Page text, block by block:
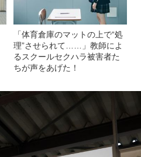
「体育倉庫のマットの上で“処
理”させられて……」教師によ
るスクールセクハラ被害者た
ちが声をあげた！